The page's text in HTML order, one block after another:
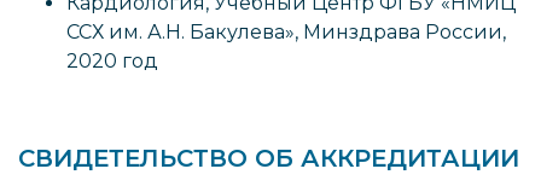
ССХ им. А.Н. Бакулева», Минздрава России,
2020 год
СВИДЕТЕЛЬСТВО ОБ АККРЕДИТАЦИИ